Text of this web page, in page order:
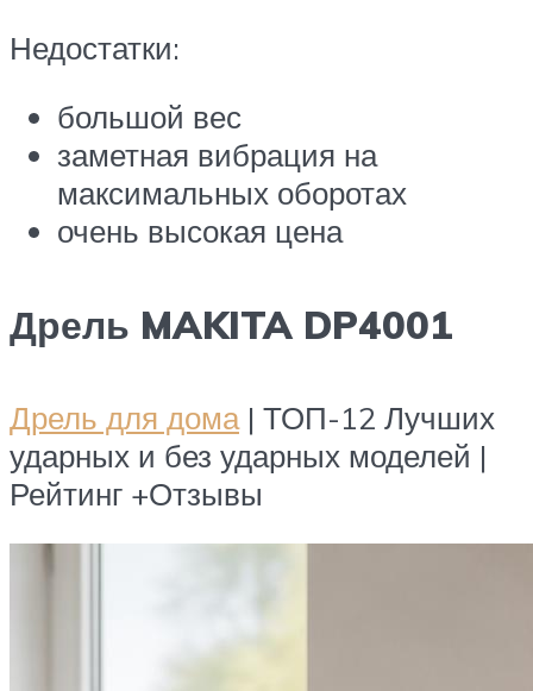
Недостатки:
большой вес
заметная вибрация на
максимальных оборотах
очень высокая цена
Дрель MAKITA DP4001
Дрель для дома| ТОП-12 Лучших
ударных и без ударных моделей |
Рейтинг +Отзывы